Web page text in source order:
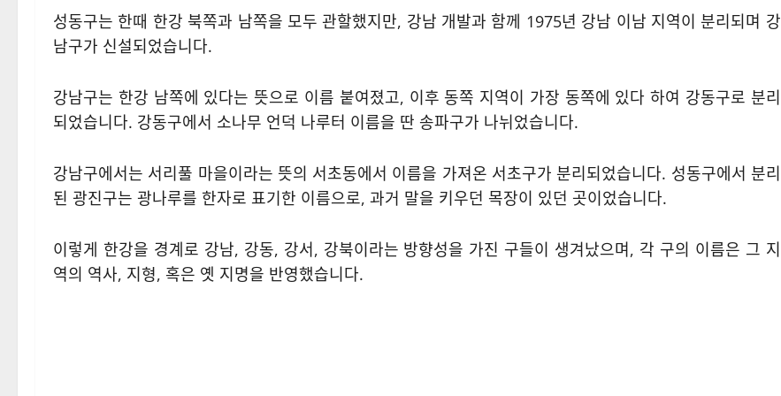
성동구는 한때 한강 북쪽과 남쪽을 모두 관할했지만, 강남 개발과 함께 1975년 강남 이남 지역이 분리되며 강
남구가 신설되었습니다.
강남구는 한강 남쪽에 있다는 뜻으로 이름 붙여졌고, 이후 동쪽 지역이 가장 동쪽에 있다 하여 강동구로 분리
되었습니다. 강동구에서 소나무 언덕 나루터 이름을 딴 송파구가 나뉘었습니다.
강남구에서는 서리풀 마을이라는 뜻의 서초동에서 이름을 가져온 서초구가 분리되었습니다. 성동구에서 분리
된 광진구는 광나루를 한자로 표기한 이름으로, 과거 말을 키우던 목장이 있던 곳이었습니다.
이렇게 한강을 경계로 강남, 강동, 강서, 강북이라는 방향성을 가진 구들이 생겨났으며, 각 구의 이름은 그 지
역의 역사, 지형, 혹은 옛 지명을 반영했습니다.